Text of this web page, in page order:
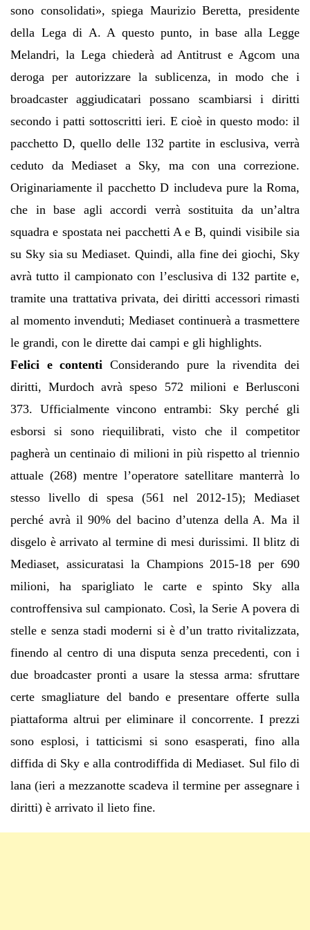
sono consolidati», spiega Maurizio Beretta, presidente
della Lega di A. A questo punto, in base alla Legge
Melandri, la Lega chiederà ad Antitrust e Agcom una
deroga per autorizzare la sublicenza, in modo che i
broadcaster aggiudicatari possano scambiarsi i diritti
secondo i patti sottoscritti ieri. E cioè in questo modo: il
pacchetto D, quello delle 132 partite in esclusiva, verrà
ceduto da Mediaset a Sky, ma con una correzione.
Originariamente il pacchetto D includeva pure la Roma,
che in base agli accordi verrà sostituita da un’altra
squadra e spostata nei pacchetti A e B, quindi visibile sia
su Sky sia su Mediaset. Quindi, alla fine dei giochi, Sky
avrà tutto il campionato con l’esclusiva di 132 partite e,
tramite una trattativa privata, dei diritti accessori rimasti
al momento invenduti; Mediaset continuerà a trasmettere
le grandi, con le dirette dai campi e gli highlights.
Felici e contenti Considerando pure la rivendita dei
diritti, Murdoch avrà speso 572 milioni e Berlusconi
373. Ufficialmente vincono entrambi: Sky perché gli
esborsi si sono riequilibrati, visto che il competitor
pagherà un centinaio di milioni in più rispetto al triennio
attuale (268) mentre l’operatore satellitare manterrà lo
stesso livello di spesa (561 nel 2012-15); Mediaset
perché avrà il 90% del bacino d’utenza della A. Ma il
disgelo è arrivato al termine di mesi durissimi. Il blitz di
Mediaset, assicuratasi la Champions 2015-18 per 690
milioni, ha sparigliato le carte e spinto Sky alla
controffensiva sul campionato. Così, la Serie A povera di
stelle e senza stadi moderni si è d’un tratto rivitalizzata,
finendo al centro di una disputa senza precedenti, con i
due broadcaster pronti a usare la stessa arma: sfruttare
certe smagliature del bando e presentare offerte sulla
piattaforma altrui per eliminare il concorrente. I prezzi
sono esplosi, i tatticismi si sono esasperati, fino alla
diffida di Sky e alla controdiffida di Mediaset. Sul filo di
lana (ieri a mezzanotte scadeva il termine per assegnare i
diritti) è arrivato il lieto fine.